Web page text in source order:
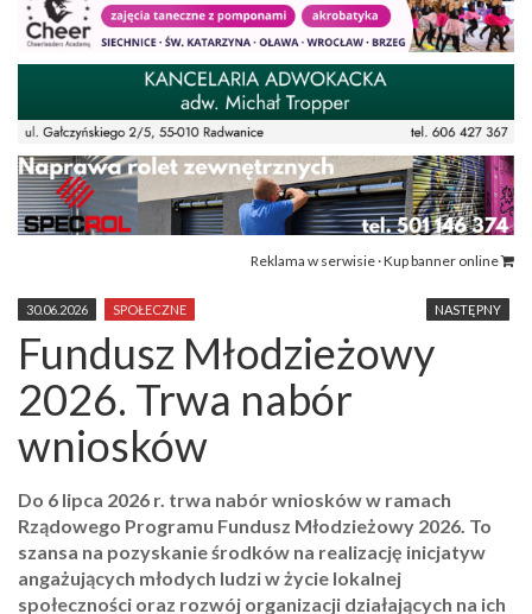
Reklama w serwisie · Kup banner online
NASTĘPNY
30.06.2026 SPOŁECZNE
Fundusz Młodzieżowy
2026. Trwa nabór
wniosków
Do 6 lipca 2026 r. trwa nabór wniosków w ramach
Rządowego Programu Fundusz Młodzieżowy 2026. To
szansa na pozyskanie środków na realizację inicjatyw
angażujących młodych ludzi w życie lokalnej
społeczności oraz rozwój organizacji działających na ich